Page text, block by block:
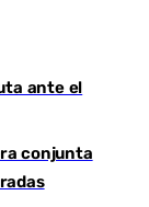
ante el
conjunta